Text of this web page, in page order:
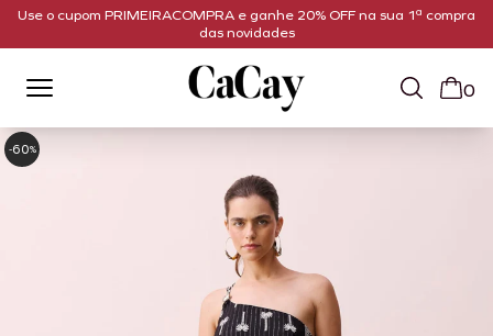
Use o cupom PRIMEIRACOMPRA e ganhe 20% OFF na sua 1ª compra
das novidades
0
-60%